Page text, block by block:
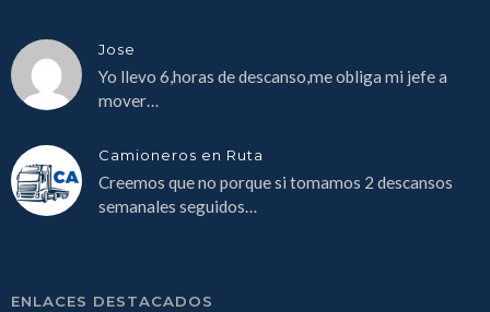
Jose
Yo llevo 6,horas de descanso,me obliga mi jefe a
mover…
Camioneros en Ruta
Creemos que no porque si tomamos 2 descansos
semanales seguidos…
ENLACES DESTACADOS